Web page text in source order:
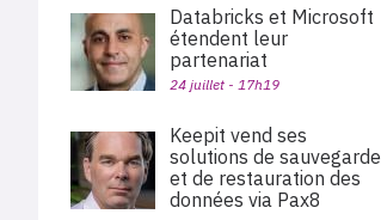
Databricks et Microsoft
étendent leur
partenariat
24 juillet - 17h19
Keepit vend ses
solutions de sauvegarde
et de restauration des
données via Pax8